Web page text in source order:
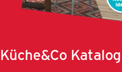
Küche&Co